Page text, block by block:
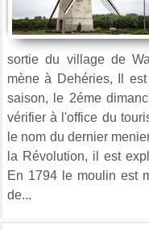
sortie du village de
mène à Dehéries, Il
saison, le 2éme
vérifier à l'office du
le nom du dernier
la Révolution, il est
En 1794 le moulin est
de...